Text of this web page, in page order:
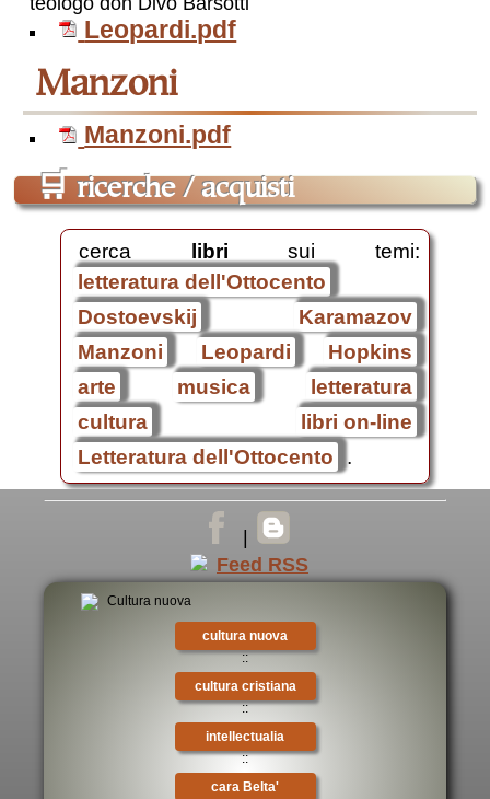
Leopardi.pdf
Manzoni
Manzoni.pdf
🛒 ricerche / acquisti
cerca libri sui temi:
letteratura dell'Ottocento
Dostoevskij
Karamazov
Manzoni
Leopardi
Hopkins
arte
musica
letteratura
cultura
libri on-line
Letteratura dell'Ottocento
.
|
cultura nuova
::
cultura cristiana
::
intellectualia
::
cara Belta'